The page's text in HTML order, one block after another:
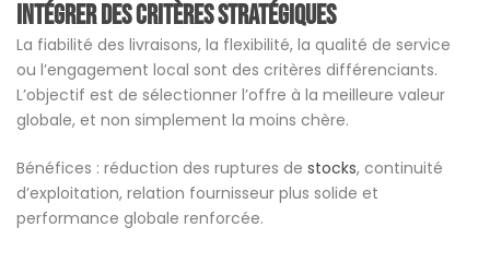
Intégrer des critères stratégiques
La fiabilité des livraisons, la flexibilité, la qualité de service
ou l’engagement local sont des critères différenciants.
L’objectif est de sélectionner l’offre à la meilleure valeur
globale, et non simplement la moins chère.
Bénéfices : réduction des ruptures de stocks, continuité
d’exploitation, relation fournisseur plus solide et
performance globale renforcée.